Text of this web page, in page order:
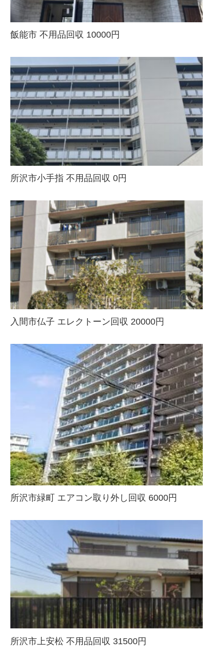
飯能市 不用品回収 10000円
所沢市小手指 不用品回収 0円
入間市仏子 エレクトーン回収 20000円
所沢市緑町 エアコン取り外し回収 6000円
所沢市上安松 不用品回収 31500円